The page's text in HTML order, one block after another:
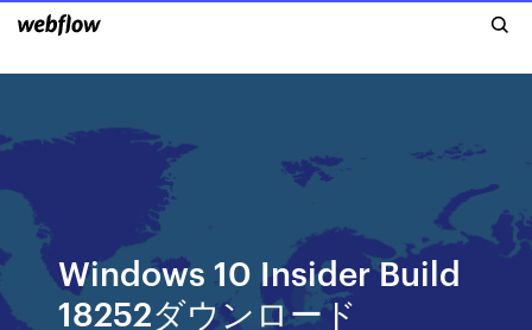
Windows 10 Insider Build
18252ダウンロード